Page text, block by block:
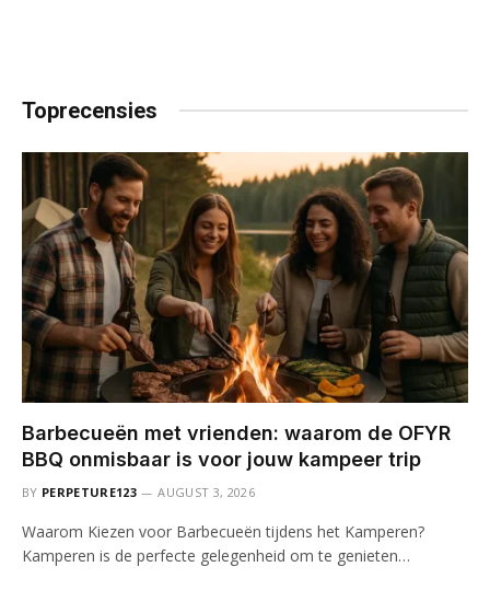
Toprecensies
Barbecueën met vrienden: waarom de OFYR
BBQ onmisbaar is voor jouw kampeer trip
BY PERPETURE123 AUGUST 3, 2026
Waarom Kiezen voor Barbecueën tijdens het Kamperen?
Kamperen is de perfecte gelegenheid om te genieten…